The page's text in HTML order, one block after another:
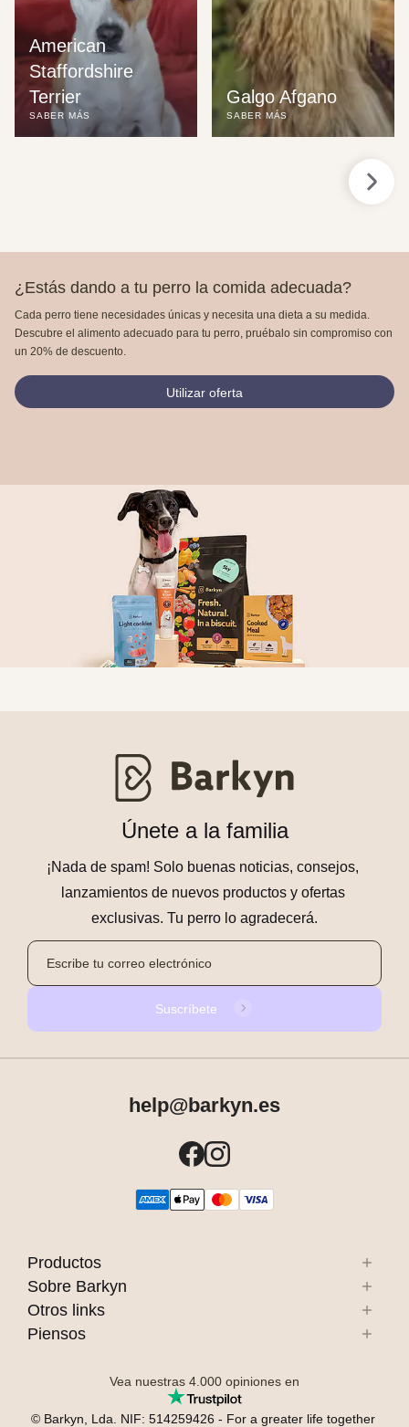
American
Staffordshire
Terrier
SABER MÁS
Galgo Afgano
SABER MÁS
¿Estás dando a tu perro la comida adecuada?
Cada perro tiene necesidades únicas y necesita una dieta a su medida.
Descubre el alimento adecuado para tu perro, pruébalo sin compromiso con
un 20% de descuento.
Utilizar oferta
Únete a la familia
¡Nada de spam! Solo buenas noticias, consejos,
lanzamientos de nuevos productos y ofertas
exclusivas. Tu perro lo agradecerá.
Suscríbete
help@barkyn.es
Productos
Sobre Barkyn
Otros links
Piensos
Vea nuestras 4.000 opiniones en
© Barkyn, Lda. NIF: 514259426 - For a greater life together